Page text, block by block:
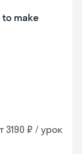
to make
3190 ₽ / урок